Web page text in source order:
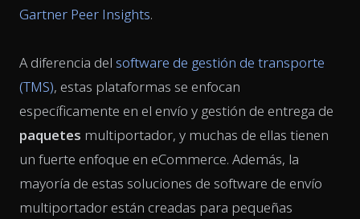
Gartner Peer Insights.
A diferencia del software de gestión de transporte
(TMS), estas plataformas se enfocan
específicamente en el envío y gestión de entrega de
paquetes multiportador, y muchas de ellas tienen
un fuerte enfoque en eCommerce. Además, la
mayoría de estas soluciones de software de envío
multiportador están creadas para pequeñas